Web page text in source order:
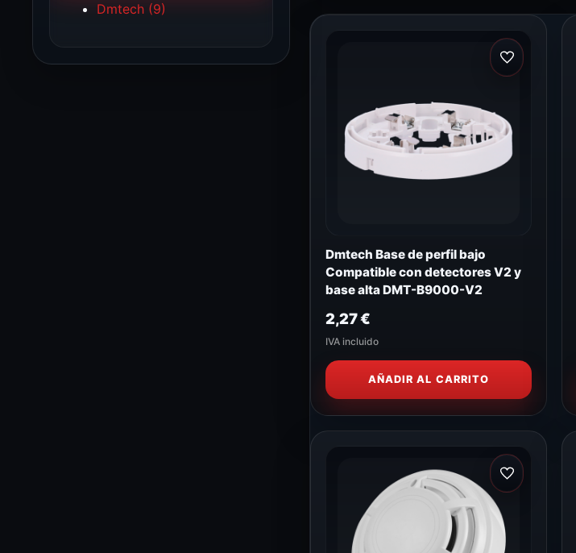
Dmtech (9)
Dmtech Base de perfil bajo
Compatible con detectores V2 y
base alta DMT-B9000-V2
2,27€
IVA incluido
AÑADIR AL CARRITO